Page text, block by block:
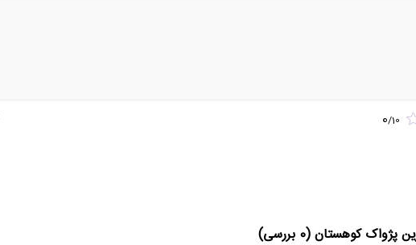
0/10
پژواک کوهستان (0 بررسی)